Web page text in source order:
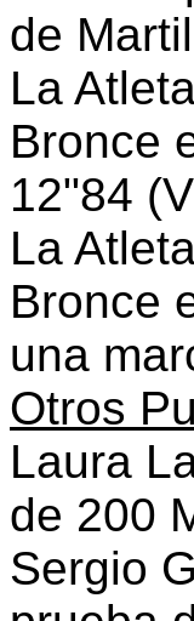
de
La
Bronce
12"84
La
Bronce
una
Otros
Laura
de 200
Sergio